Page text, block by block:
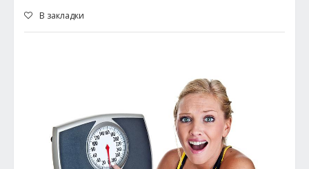
В закладки